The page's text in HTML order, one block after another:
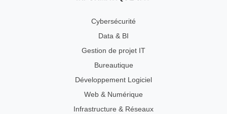
Cybersécurité
Data & BI
Gestion de projet IT
Bureautique
Développement Logiciel
Web & Numérique
Infrastructure & Réseaux